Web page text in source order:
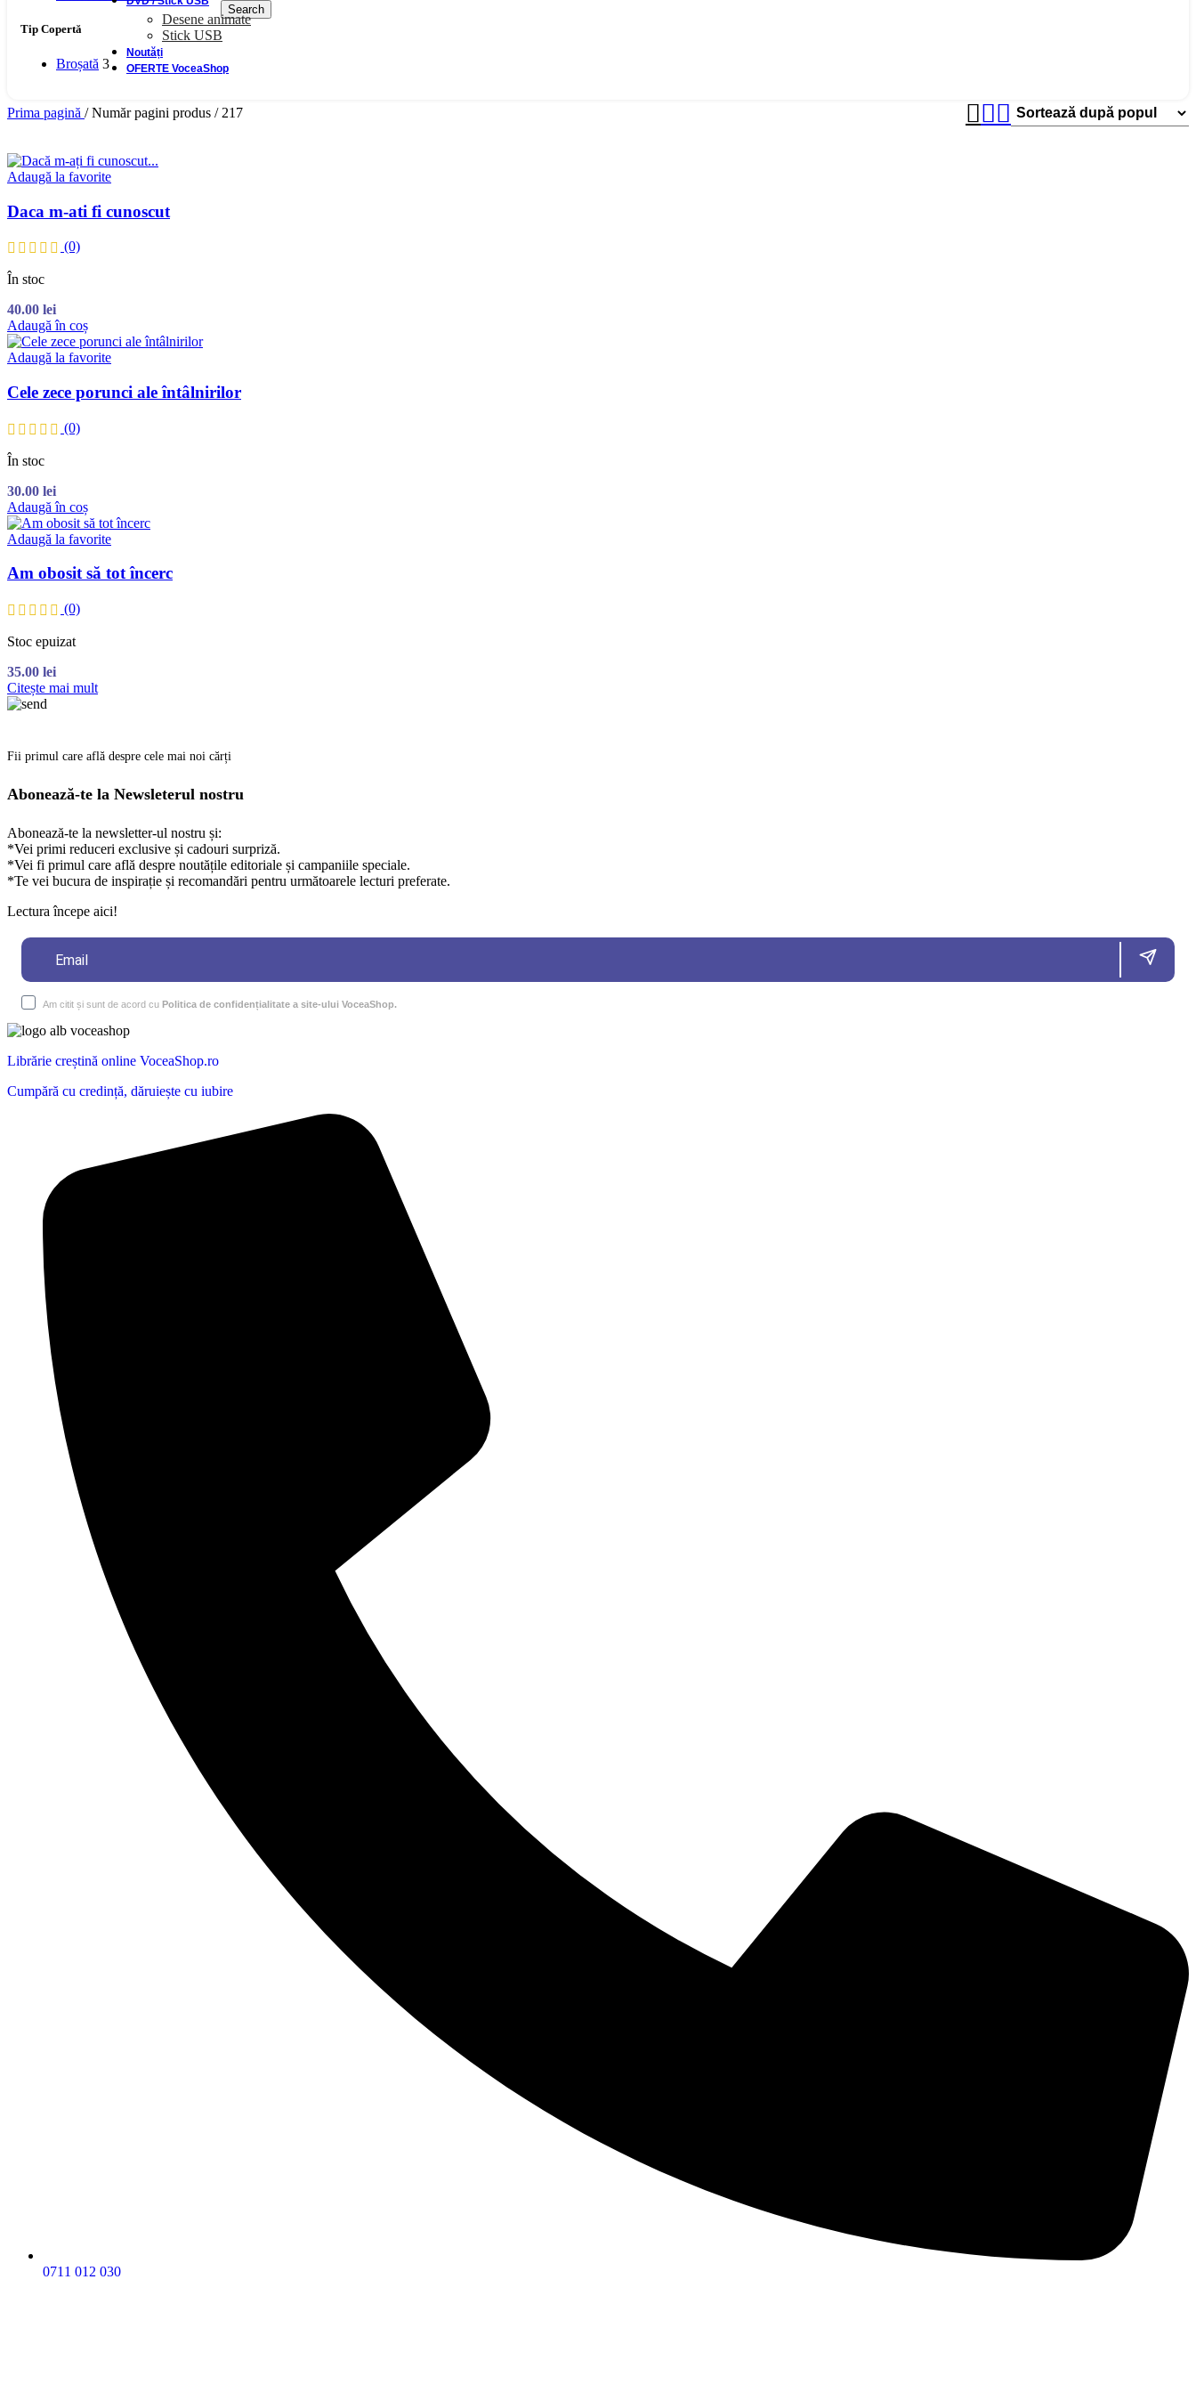
Search
Desene animate
Stick USB
Noutăți
OFERTE VoceaShop
Tip Copertă
Broșată 3
Prima pagină / Număr pagini produs / 217
Adaugă la favorite
Daca m-ati fi cunoscut
(0)
În stoc
40.00 lei
Adaugă în coș
Adaugă la favorite
Cele zece porunci ale întâlnirilor
(0)
În stoc
30.00 lei
Adaugă în coș
Adaugă la favorite
Am obosit să tot încerc
(0)
Stoc epuizat
35.00 lei
Citește mai mult
Fii primul care află despre cele mai noi cărți
Abonează-te la Newsleterul nostru
Abonează-te la newsletter-ul nostru și:
*Vei primi reduceri exclusive și cadouri surpriză.
*Vei fi primul care află despre noutățile editoriale și campaniile speciale.
*Te vei bucura de inspirație și recomandări pentru următoarele lecturi preferate.
Lectura începe aici!
Am citit și sunt de acord cu Politica de confidențialitate a site-ului VoceaShop.
Librărie creștină online VoceaShop.ro
Cumpără cu credință, dăruiește cu iubire
0711 012 030